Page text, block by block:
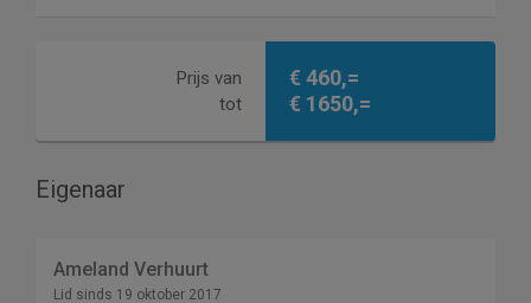
Prijs van
tot
€ 460,=
€ 1650,=
Eigenaar
Ameland Verhuurt
Lid sinds 19 oktober 2017